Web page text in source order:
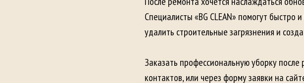
Специалисты «BG CLEAN» помогут быстро
удалить строительные загрязнения и
Заказать профессиональную уборку
контактов, или через форму заявки на